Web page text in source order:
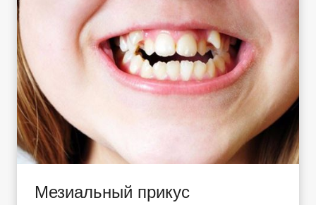
Мезиальный прикус